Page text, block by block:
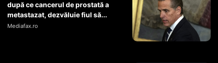
după ce cancerul de prostată a
metastazat, dezvăluie fiul să...
Mediafax.ro